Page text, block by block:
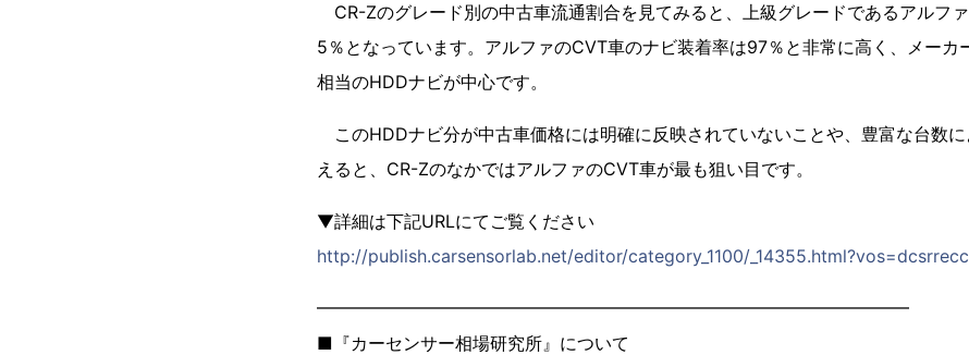
CR-Zのグレード別の中古車流通割合を見てみると、上級グレードであるアルフ
5％となっています。アルファのCVT車のナビ装着率は97％と非常に高く、メーカ
相当のHDDナビが中心です。
このHDDナビ分が中古車価格には明確に反映されていないことや、豊富な台数
えると、CR-ZのなかではアルファのCVT車が最も狙い目です。
▼詳細は下記URLにてご覧ください
http://publish.carsensorlab.net/editor/category_1100/
━━━━━━━━━━━━━━━━━━━━━━━━━━━━━━━━━━
■『カーセンサー相場研究所』について